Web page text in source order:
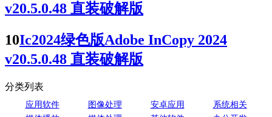
v20.5.0.48 直装破解版
10Ic2024绿色版Adobe InCopy 2024
v20.5.0.48 直装破解版
分类列表
应用软件 图像处理 安卓应用
系统相关